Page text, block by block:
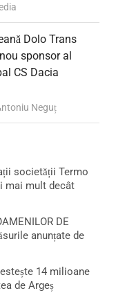
Dolo Trans
sponsor al
CS Dacia
Neguț
societății Termo
mai mult decât
DE
anunțate de
14 milioane
de Argeș